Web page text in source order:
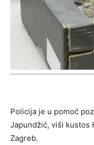
Policija je u pomoć
Japundžić, viši kustos
Zagreb.